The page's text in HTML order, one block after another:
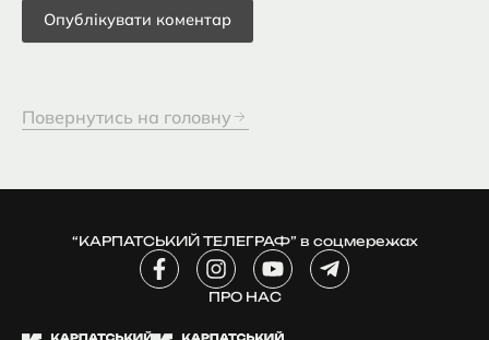
Повернутись на головну
“КАРПАТСЬКИЙ ТЕЛЕГРАФ” в соцмережах
F
a
I
n
s
Y
o
u
T
e
ПРО НАС